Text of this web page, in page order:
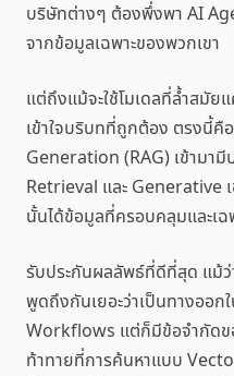
บริษัทต่างๆ ต้องพึ่งพา AI
จากข้อมูลเฉพาะของพวกเขา
แต่ถึงแม้จะใช้โมเดลที่ล้ำสมั
เข้าใจบริบทที่ถูกต้อง ตรงนี้
Generation (RAG) เข้ามา
Retrieval และ Generative
นั้นได้ข้อมูลที่ครอบคลุมและเฉ
รับประกันผลลัพธ์ที่ดีที่สุด แม้
พูดถึงกันเยอะว่าเป็นทางออก
Workflows แต่ก็มีข้อจำกัดข
ท้าทายที่การค้นหาแบบ